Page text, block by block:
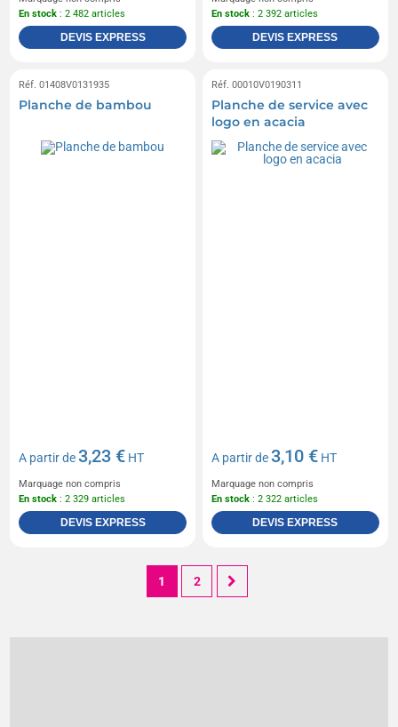
En stock : 2 482 articles
DEVIS EXPRESS
En stock : 2 392 articles
DEVIS EXPRESS
Réf. 01408V0131935
Planche de bambou
A partir de3,23 € HT
Marquage non compris
En stock : 2 329 articles
DEVIS EXPRESS
Réf. 00010V0190311
Planche de service avec
logo en acacia
A partir de3,10 € HT
Marquage non compris
En stock : 2 322 articles
DEVIS EXPRESS
1 2